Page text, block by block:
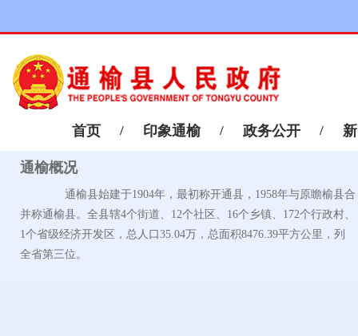
首页 / 印象通榆 / 政务公开 /
通榆概况
通榆县始建于1904年，最初称开通县，1958年与原瞻榆县合
并称通榆县。全县辖4个街道、12个社区、16个乡镇、172个行政村、
1个省级经济开发区，总人口35.04万，总面积8476.39平方公里，列
全省第三位。